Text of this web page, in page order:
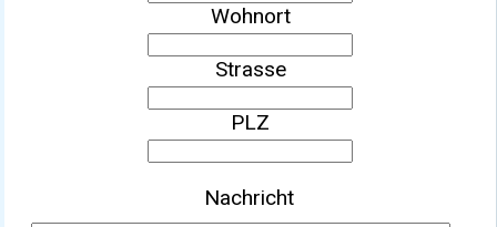
Wohnort
Strasse
PLZ
Nachricht